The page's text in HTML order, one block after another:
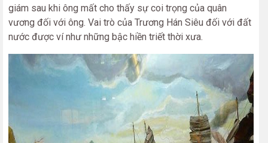
giám sau khi ông mất cho thấy sự coi trọng của quân
vương đối với ông. Vai trò của Trương Hán Siêu đối với đất
nước được ví như những bậc hiền triết thời xưa.